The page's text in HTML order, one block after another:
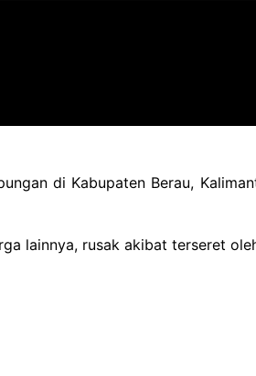
di Kabupaten Berau,
lainnya, rusak akibat terseret